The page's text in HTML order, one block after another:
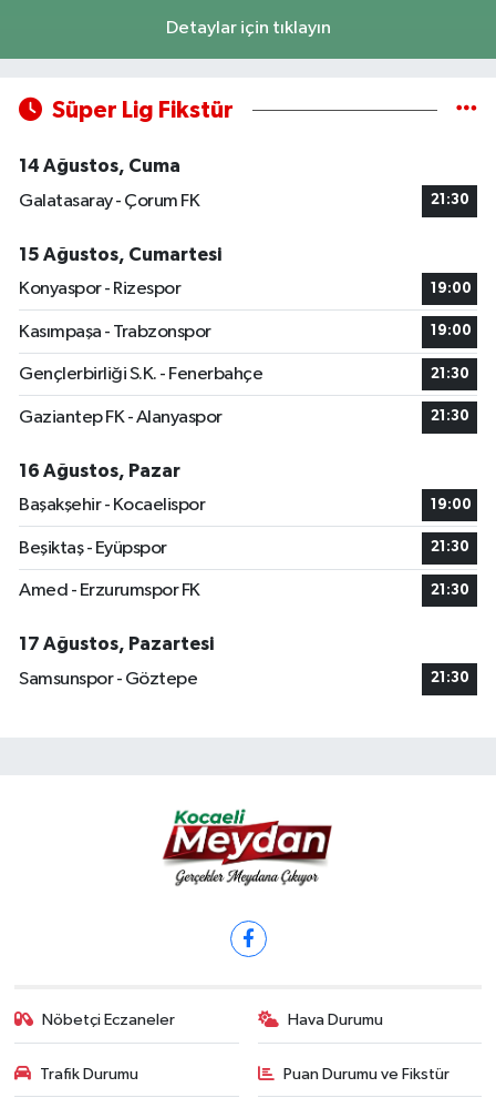
Detaylar için tıklayın
Süper Lig Fikstür
14 Ağustos, Cuma
Galatasaray - Çorum FK
21:30
15 Ağustos, Cumartesi
Konyaspor - Rizespor
19:00
Kasımpaşa - Trabzonspor 19:00
Gençlerbirliği S.K. - Fenerbahçe 21:30
Gaziantep FK - Alanyaspor 21:30
16 Ağustos, Pazar
Başakşehir - Kocaelispor
19:00
Beşiktaş - Eyüpspor 21:30
Amed - Erzurumspor FK 21:30
17 Ağustos, Pazartesi
Samsunspor - Göztepe
21:30
Nöbetçi Eczaneler Hava Durumu
Trafik Durumu Puan Durumu ve Fikstür